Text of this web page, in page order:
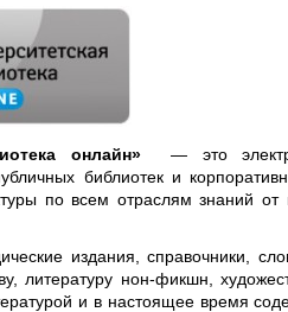
онлайн»
— это
библиотек и
по всем отраслям знаний от
издания, справочники,
литературу нон-фикшн,
и в настоящее время